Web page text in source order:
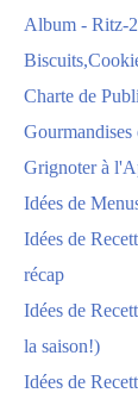
Album - Ritz-
Charte de
Gourmandises
Grignoter à
Idées de
Idées de
récap
Idées de
la saison!)
Idées de